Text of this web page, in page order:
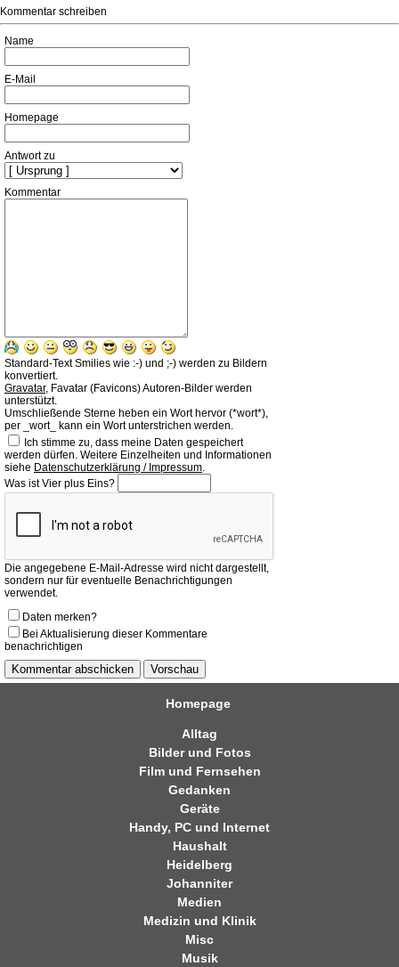
Kommentar schreiben
Name
E-Mail
Homepage
Antwort zu
Kommentar
Standard-Text Smilies wie :-) und ;-) werden zu Bildern
konvertiert.
Gravatar, Favatar (Favicons) Autoren-Bilder werden
unterstützt.
Umschließende Sterne heben ein Wort hervor (*wort*),
per _wort_ kann ein Wort unterstrichen werden.
Ich stimme zu, dass meine Daten gespeichert
werden dürfen. Weitere Einzelheiten und Informationen
siehe Datenschutzerklärung / Impressum.
Was ist Vier plus Eins?
Die angegebene E-Mail-Adresse wird nicht dargestellt,
sondern nur für eventuelle Benachrichtigungen
verwendet.
Daten merken?
Bei Aktualisierung dieser Kommentare
benachrichtigen
Homepage
Alltag
Bilder und Fotos
Film und Fernsehen
Gedanken
Geräte
Handy, PC und Internet
Haushalt
Heidelberg
Johanniter
Medien
Medizin und Klinik
Misc
Musik